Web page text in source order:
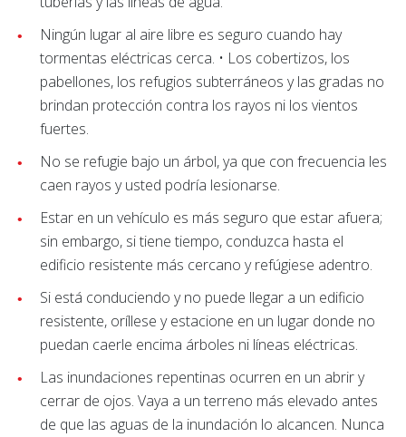
Ningún lugar al aire libre es seguro cuando hay
tormentas eléctricas cerca. • Los cobertizos, los
pabellones, los refugios subterráneos y las gradas no
brindan protección contra los rayos ni los vientos
fuertes.
No se refugie bajo un árbol, ya que con frecuencia les
caen rayos y usted podría lesionarse.
Estar en un vehículo es más seguro que estar afuera;
sin embargo, si tiene tiempo, conduzca hasta el
edificio resistente más cercano y refúgiese adentro.
Si está conduciendo y no puede llegar a un edificio
resistente, oríllese y estacione en un lugar donde no
puedan caerle encima árboles ni líneas eléctricas.
Las inundaciones repentinas ocurren en un abrir y
cerrar de ojos. Vaya a un terreno más elevado antes
de que las aguas de la inundación lo alcancen. Nunca